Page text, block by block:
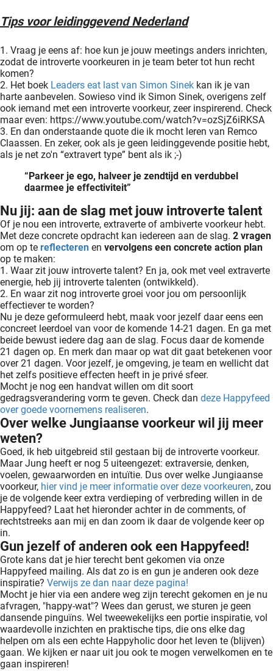
Tips voor leidinggevend Nederland
1. Vraag je eens af: hoe kun je jouw meetings anders inrichten,
zodat de introverte voorkeuren in je team beter tot hun recht
komen?
2. Het boek Leaders eat last van Simon Sinek kan ik je van
harte aanbevelen. Sowieso vind ik Simon Sinek, overigens zelf
ook iemand met een introverte voorkeur, zeer inspirerend. Check
maar even: https://www.youtube.com/watch?v=ozSjZ6iRKSA
3. En dan onderstaande quote die ik mocht leren van Remco
Claassen. En zeker, ook als je geen leidinggevende positie hebt,
als je net zo'n “extravert type” bent als ik ;-)
“Parkeer je ego, halveer je zendtijd en verdubbel
daarmee je effectiviteit”
Nu jij: aan de slag met jouw introverte talent
Of je nou een introverte, extraverte of ambiverte voorkeur hebt.
Met deze concrete opdracht kan iedereen aan de slag. 2 vragen
om op te reflecteren en vervolgens een concrete action plan
op te maken:
1. Waar zit jouw introverte talent? En ja, ook met veel extraverte
energie, heb jij introverte talenten (ontwikkeld).
2. En waar zit nog introverte groei voor jou om persoonlijk
effectiever te worden?
Nu je deze geformuleerd hebt, maak voor jezelf daar eens een
concreet leerdoel van voor de komende 14-21 dagen. En ga met
beide bewust iedere dag aan de slag. Focus daar de komende
21 dagen op. En merk dan maar op wat dit gaat betekenen voor
over 21 dagen. Voor jezelf, je omgeving, je team en wellicht dat
het zelfs positieve effecten heeft in je privé sfeer.
Mocht je nog een handvat willen om dit soort
gedragsverandering vorm te geven. Check dan deze Happyfeed
over goede voornemens realiseren.
Over welke Jungiaanse voorkeur wil jij meer
weten?
Goed, ik heb uitgebreid stil gestaan bij de introverte voorkeur.
Maar Jung heeft er nog 5 uiteengezet: extraversie, denken,
voelen, gewaarworden en intuïtie. Dus over welke Jungiaanse
voorkeur, hier vind je meer informatie over deze voorkeuren, zou
je de volgende keer extra verdieping of verbreding willen in de
Happyfeed? Laat het hieronder achter in de comments, of
rechtstreeks aan mij en dan zoom ik daar de volgende keer op
in.
Gun jezelf of anderen ook een Happyfeed!
Grote kans dat je hier terecht bent gekomen via onze
Happyfeed mailing. Als dat zo is en gun je anderen ook deze
inspiratie? Verwijs ze dan naar deze pagina!
Mocht je hier via een andere weg zijn terecht gekomen en je nu
afvragen, "happy-wat"? Wees dan gerust, we sturen je geen
dansende pinguïns. Wel tweewekelijks een portie inspiratie, vol
waardevolle inzichten en praktische tips, die ons elke dag
helpen om als een echte Happyholic door het leven te (blijven)
gaan. We kijken er naar uit jou ook te mogen verwelkomen en te
gaan inspireren!